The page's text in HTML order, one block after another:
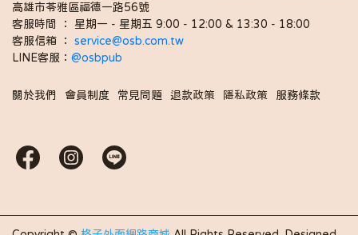
高雄市苓雅區福德一路56號
客服時間 ： 星期一 - 星期五 9:00 - 12:00 & 13:30 - 18:00
客服信箱 ： service@osb.com.tw
LINE客服： @osbpub
關於我們 會員制度 常見問題 退款政策 隱私政策 服務條款